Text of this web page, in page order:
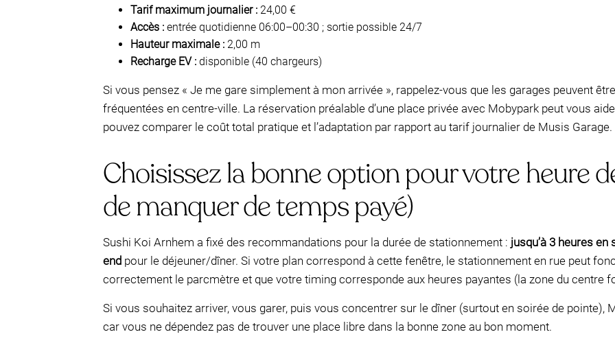
Tarif maximum journalier : 24,00 €
Accès : entrée quotidienne 06:00–00:30 ; sortie possible 24/7
Hauteur maximale : 2,00 m
Recharge EV : disponible (40 chargeurs)
Si vous pensez « Je me gare simplement à mon arrivée », rappelez-vous que les garages peuvent
fréquentées en centre-ville. La réservation préalable d’une place privée avec Mobypark peut vous
pouvez comparer le coût total pratique et l’adaptation par rapport au tarif journalier de Musis Garage.
Choisissez la bonne option pour votre heure
de manquer de temps payé)
Sushi Koi Arnhem a fixé des recommandations pour la durée de stationnement : jusqu’à 3 heures en
end pour le déjeuner/dîner. Si votre plan correspond à cette fenêtre, le stationnement en rue peut
correctement le parcmètre et que votre timing corresponde aux heures payantes (la zone du centre
Si vous souhaitez arriver, vous garer, puis vous concentrer sur le dîner (surtout en soirée de pointe),
car vous ne dépendez pas de trouver une place libre dans la bonne zone au bon moment.